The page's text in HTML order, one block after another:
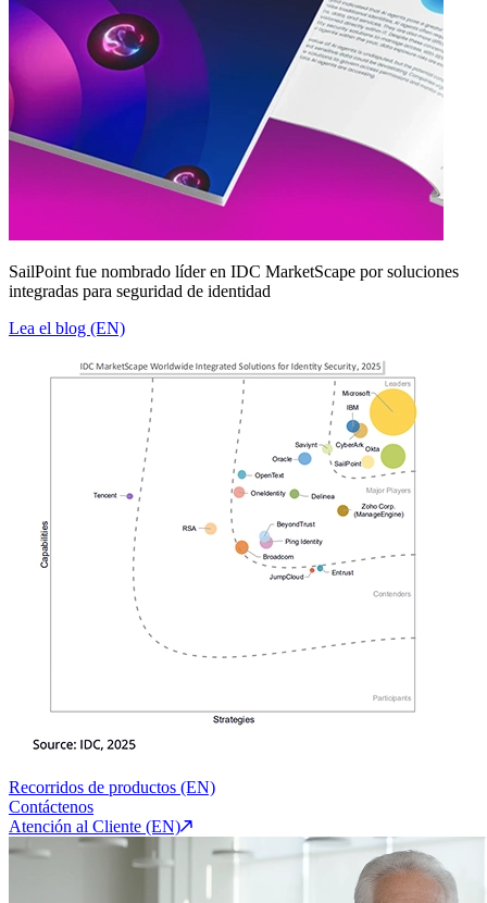
SailPoint fue nombrado líder en IDC MarketScape por soluciones
integradas para seguridad de identidad
Lea el blog (EN)
Recorridos de productos (EN)
Contáctenos
Atención al Cliente (EN)